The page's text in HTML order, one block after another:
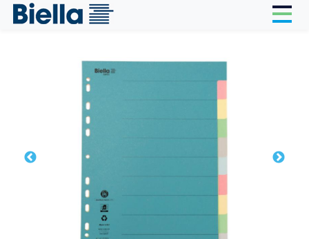
Cookie-Einstellungen